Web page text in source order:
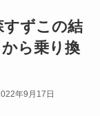
ずこの結
ら乗り換
年9月17日